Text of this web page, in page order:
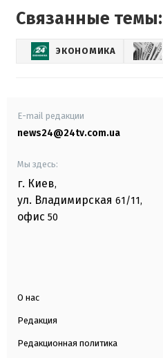
Связанные темы:
ЭКОНОМИКА
E-mail редакции
news24@24tv.com.ua
Мы здесь:
г. Киев,
ул. Владимирская 61/11,
офис 50
О нас
Редакция
Редакционная политика